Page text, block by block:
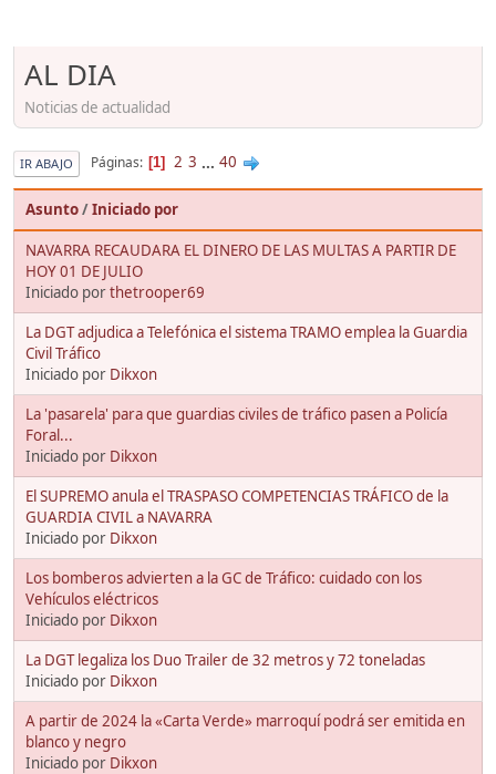
AL DIA
Noticias de actualidad
IR ABAJO Páginas 1 2 3 ... 40
Asunto/Iniciado por
NAVARRA RECAUDARA EL DINERO DE LAS MULTAS A PARTIR DE
HOY 01 DE JULIO
Iniciado porthetrooper69
La DGT adjudica a Telefónica el sistema TRAMO emplea la Guardia
Civil Tráfico
Iniciado por Dikxon
La 'pasarela' para que guardias civiles de tráfico pasen a Policía
Foral...
Iniciado por Dikxon
El SUPREMO anula el TRASPASO COMPETENCIAS TRÁFICO de la
GUARDIA CIVIL a NAVARRA
Iniciado por Dikxon
Los bomberos advierten a la GC de Tráfico: cuidado con los
Vehículos eléctricos
Iniciado por Dikxon
La DGT legaliza los Duo Trailer de 32 metros y 72 toneladas
Iniciado por Dikxon
A partir de 2024 la «Carta Verde» marroquí podrá ser emitida en
blanco y negro
Iniciado por Dikxon